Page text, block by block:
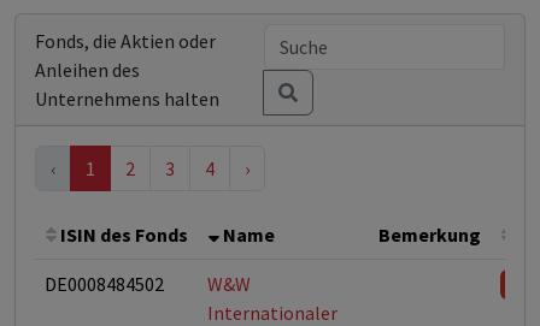
Fonds, die Aktien oder
Anleihen des
Unternehmens halten
‹ 1 2 3 4 ›
ISIN des Fonds Name Bemerkung
DE0008484502
W&W
Internationaler